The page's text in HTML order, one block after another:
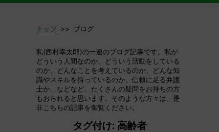
トップ>> ブログ
私(西村幸太郎)の一連のブログ記事です。私が
どういう人間なのか、どういう活動をしている
のか、どんなことを考えているのか、どんな知
識やスキルを持っているのか、信頼に足る弁護
士か、などなど、たくさんの疑問をお持ちの方
もおられると思います。そのような方々は、是
非こちらの記事を御覧ください。
タグ付け: 高齢者